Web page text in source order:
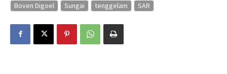
Boven Digoel Sungai tenggelam SAR